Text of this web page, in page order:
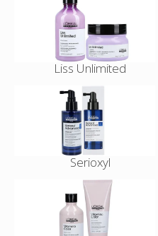
Liss Unlimited
Serioxyl